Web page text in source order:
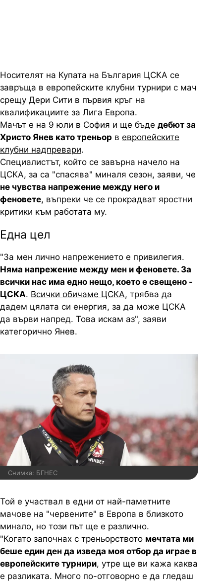
Носителят на Купата на България ЦСКА се
завръща в европейските клубни турнири с мач
срещу Дери Сити в първия кръг на
квалификациите за Лига Европа.
Мачът е на 9 юли в София и ще бъде дебют за
Христо Янев като треньор в европейските
клубни надпревари.
Специалистът, който се завърна начело на
ЦСКА, за са "спасява" миналя сезон, заяви, че
не чувства напрежение между него и
феновете, въпреки че се прокрадват яростни
критики към работата му.
Една цел
"За мен лично напрежението е привилегия.
Няма напрежение между мен и феновете. За
всички нас има едно нещо, което е свещено -
ЦСКА. Всички обичаме ЦСКА, трябва да
дадем цялата си енергия, за да може ЦСКА
да върви напред. Това искам аз", заяви
категорично Янев.
Снимка: БГНЕС
Той е участвал в едни от най-паметните
мачове на "червените" в Европа в близкото
минало, но този път ще е различно.
"Когато започнах с треньорството мечтата ми
беше един ден да изведа моя отбор да играе в
европейските турнири, утре ще ви кажа каква
е разликата. Много по-отговорно е да гледаш